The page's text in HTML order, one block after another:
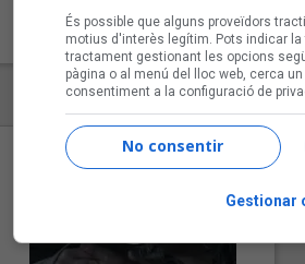
"Lo bueno y lo malo"
Carmen y María
És possible que alguns proveïdors
motius d'interès legítim. Pots indicar
tractament gestionant les opcions
pàgina o al menú del lloc web, cerca
consentiment a la configuració de
No consentir
Gestionar